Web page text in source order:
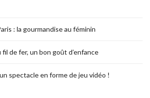
: la gourmandise au féminin
fil de fer, un bon goût d’enfance
spectacle en forme de jeu vidéo !